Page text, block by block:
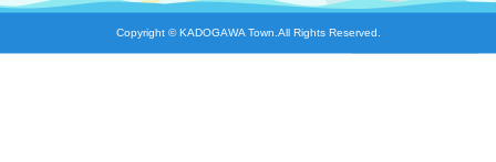
Copyright © KADOGAWA Town.All Rights Reserved.